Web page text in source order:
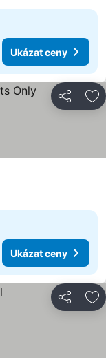
Ukázat ceny
Sdílet
Ukázat ceny
Sdílet